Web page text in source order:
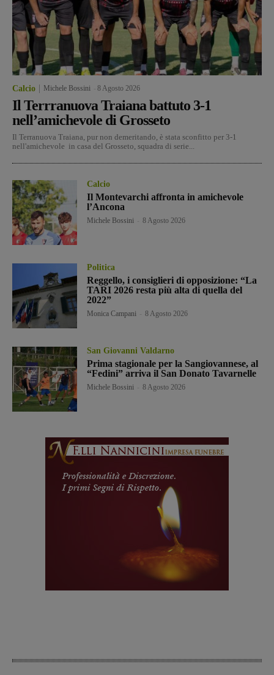
Calcio Michele Bossini 8 Agosto 2026
Il Terrranuova Traiana battuto 3-1
nell’amichevole di Grosseto
Il Terranuova Traiana, pur non demeritando, è stata sconfitto per 3-1
nell'amichevole in casa del Grosseto, squadra di serie...
Calcio
Il Montevarchi affronta in amichevole
l’Ancona
Michele Bossini 8 Agosto 2026
Politica
Reggello, i consiglieri di opposizione: “La
TARI 2026 resta più alta di quella del
2022”
Monica Campani 8 Agosto 2026
San Giovanni Valdarno
Prima stagionale per la Sangiovannese, al
“Fedini” arriva il San Donato Tavarnelle
Michele Bossini 8 Agosto 2026